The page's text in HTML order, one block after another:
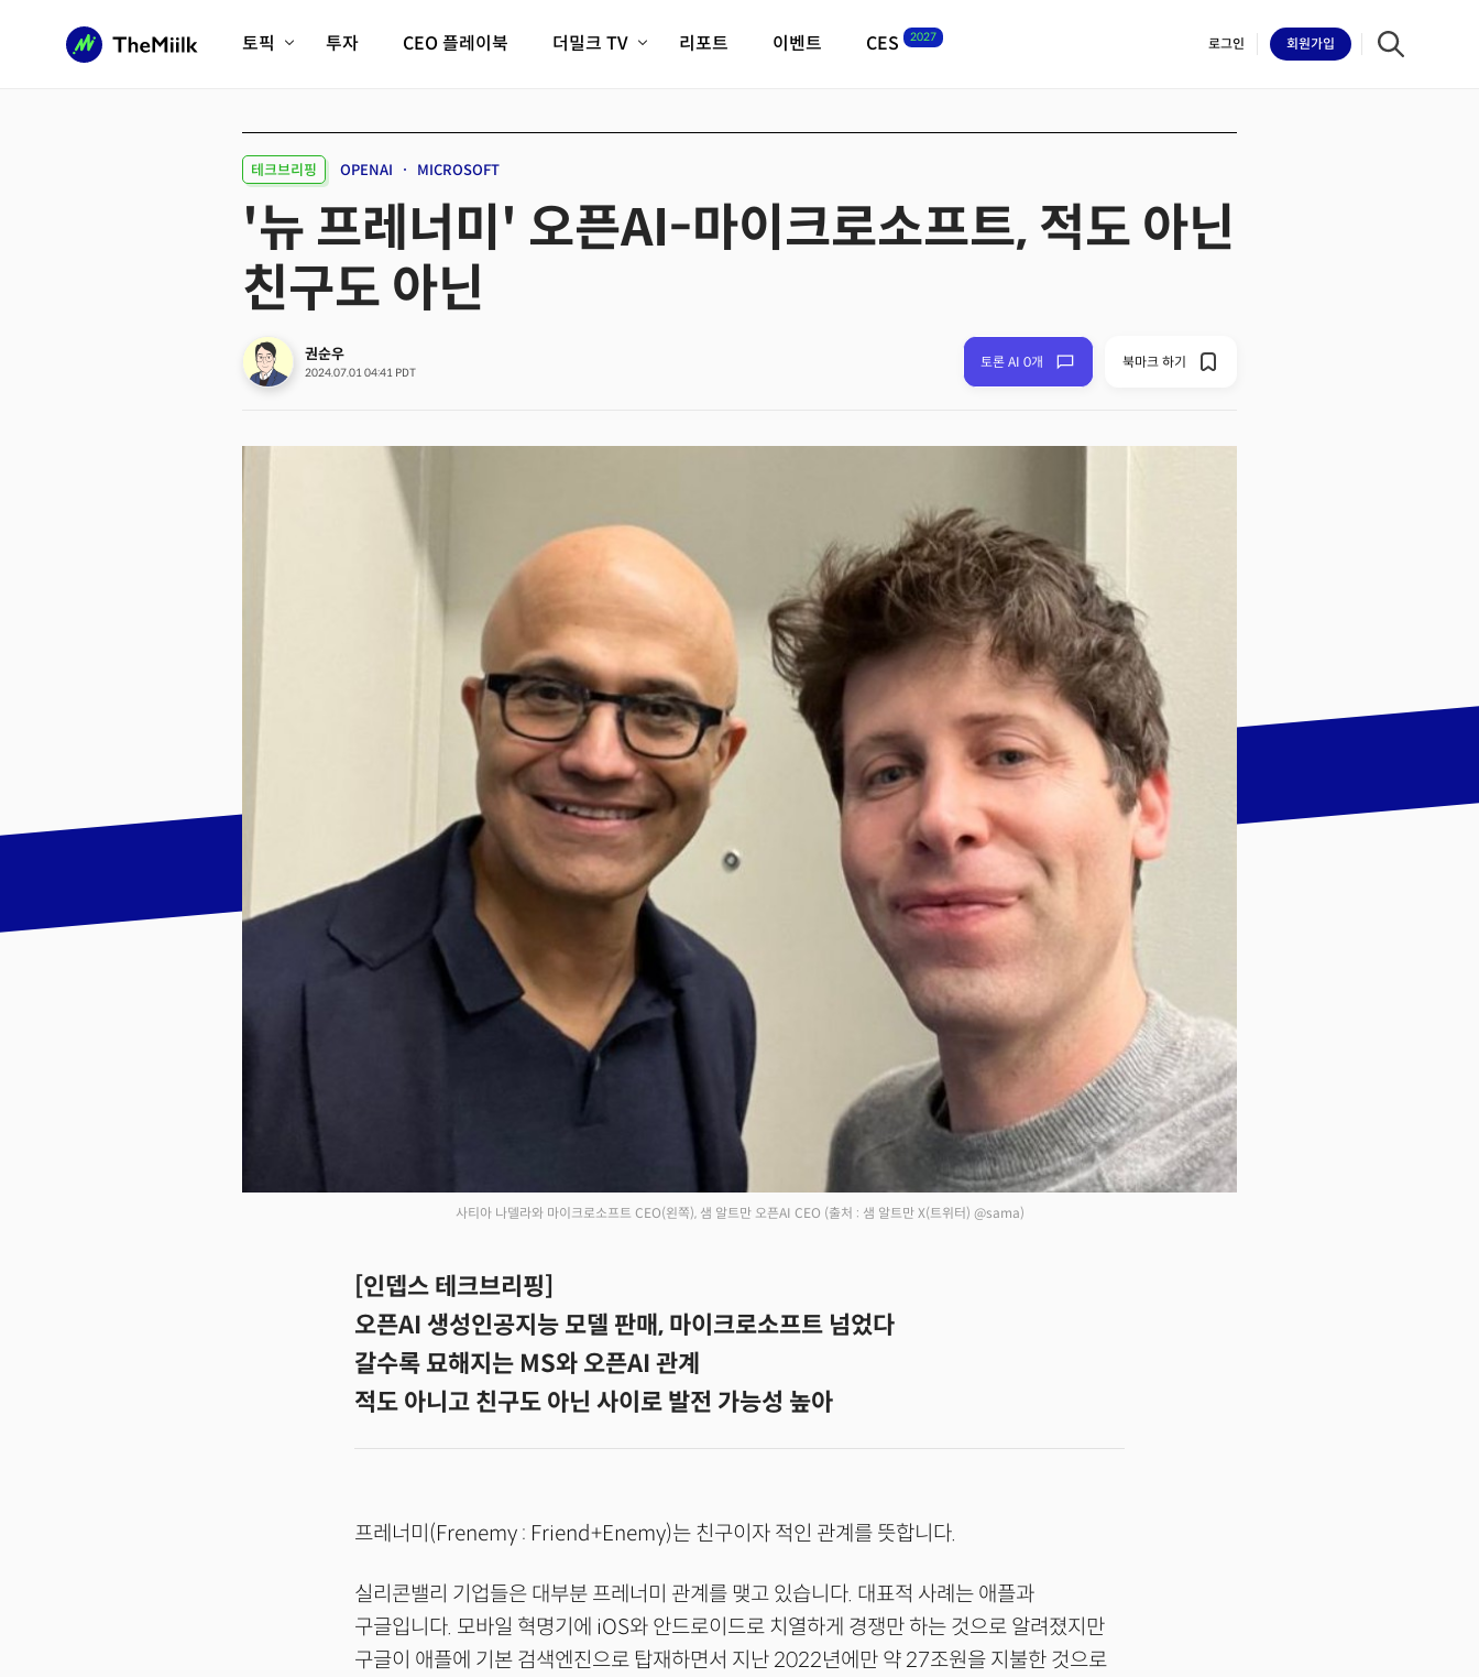
토픽
피지컬AI/로봇
AX비즈니스혁명 미래 교육/직업
전체 기사 보기
투자 CEO 플레이북 더밀크 TV
크리스의 뉴욕 시그널
리포트 이벤트 CES 2027
필드 가이드
CES2027 with TheMiilk
로그인 회원가입
테크브리핑 OPENAI MICROSOFT
'뉴 프레너미' 오픈AI-마이크로소프트, 적도 아닌
친구도 아닌
권순우
2024.07.01 04:41 PDT
토론 AI 0개 북마크 하기
사티아 나델라와 마이크로소프트 CEO(왼쪽), 샘 알트만 오픈AI CEO (출처 : 샘 알트만 X(트위터) @sama)
[인뎁스 테크브리핑]
오픈AI 생성인공지능 모델 판매, 마이크로소프트 넘었다
갈수록 묘해지는 MS와 오픈AI 관계
적도 아니고 친구도 아닌 사이로 발전 가능성 높아
프레너미(Frenemy : Friend+Enemy)는 친구이자 적인 관계를 뜻합니다.
실리콘밸리 기업들은 대부분 프레너미 관계를 맺고 있습니다. 대표적 사례는 애플과
구글입니다. 모바일 혁명기에 iOS와 안드로이드로 치열하게 경쟁만 하는 것으로 알려졌지만
구글이 애플에 기본 검색엔진으로 탑재하면서 지난 2022년에만 약 27조원을 지불한 것으로